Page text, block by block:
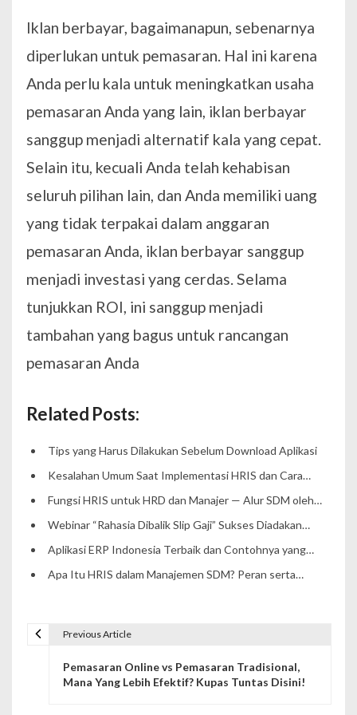
Iklan berbayar, bagaimanapun, sebenarnya
diperlukan untuk pemasaran. Hal ini karena
Anda perlu kala untuk meningkatkan usaha
pemasaran Anda yang lain, iklan berbayar
sanggup menjadi alternatif kala yang cepat.
Selain itu, kecuali Anda telah kehabisan
seluruh pilihan lain, dan Anda memiliki uang
yang tidak terpakai dalam anggaran
pemasaran Anda, iklan berbayar sanggup
menjadi investasi yang cerdas. Selama
tunjukkan ROI, ini sanggup menjadi
tambahan yang bagus untuk rancangan
pemasaran Anda
Related Posts:
Tips yang Harus Dilakukan Sebelum Download Aplikasi
Kesalahan Umum Saat Implementasi HRIS dan Cara…
Fungsi HRIS untuk HRD dan Manajer — Alur SDM oleh…
Webinar “Rahasia Dibalik Slip Gaji” Sukses Diadakan…
Aplikasi ERP Indonesia Terbaik dan Contohnya yang…
Apa Itu HRIS dalam Manajemen SDM? Peran serta…
Previous Article
Pemasaran Online vs Pemasaran Tradisional,
Mana Yang Lebih Efektif? Kupas Tuntas Disini!